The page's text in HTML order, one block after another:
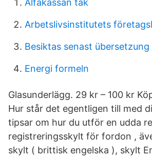
Alfakassan tak
Arbetslivsinstitutets
Besiktas senast übersetzung
Energi formeln
Glasunderlägg. 29 kr – 100 kr
Hur står det egentligen till med
tipsar om hur du utför en udda
registreringsskylt för fordon ,
skylt ( brittisk engelska ), skylt